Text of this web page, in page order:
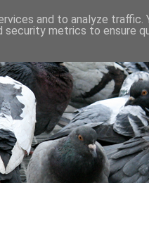
and to analyze traffic.
security metrics to ensure